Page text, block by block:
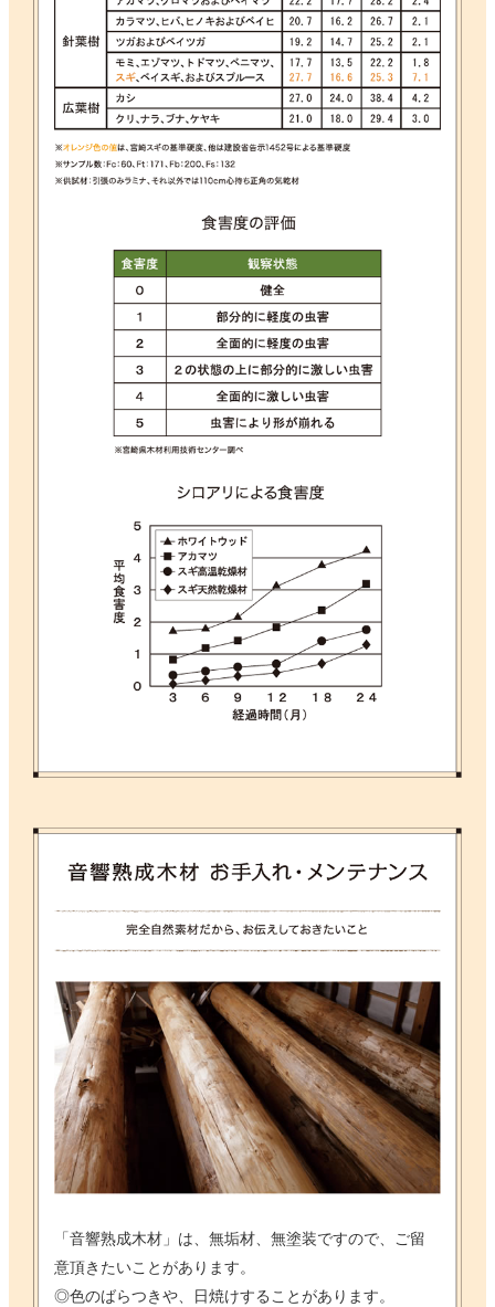
「音響熟成木材」は、無垢材、無塗装ですので、ご留
意頂きたいことがあります。
◎色のばらつきや、日焼けすることがあります。